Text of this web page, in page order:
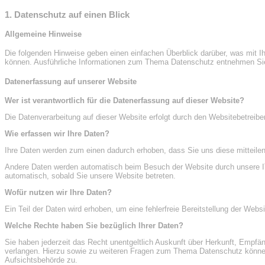
1. Datenschutz auf einen Blick
Allgemeine Hinweise
Die folgenden Hinweise geben einen einfachen Überblick darüber, was
können. Ausführliche Informationen zum Thema Datenschutz entnehmen
Datenerfassung auf unserer Website
Wer ist verantwortlich für die Datenerfassung auf dieser Website?
Die Datenverarbeitung auf dieser Website erfolgt durch den
Wie erfassen wir Ihre Daten?
Ihre Daten werden zum einen dadurch erhoben, dass Sie uns diese
Andere Daten werden automatisch beim Besuch der Website durch
automatisch, sobald Sie unsere Website betreten.
Wofür nutzen wir Ihre Daten?
Ein Teil der Daten wird erhoben, um eine fehlerfreie Bereitstellung der
Welche Rechte haben Sie bezüglich Ihrer Daten?
Sie haben jederzeit das Recht unentgeltlich Auskunft über Herkunft,
verlangen. Hierzu sowie zu weiteren Fragen zum Thema Datenschutz
Aufsichtsbehörde zu.